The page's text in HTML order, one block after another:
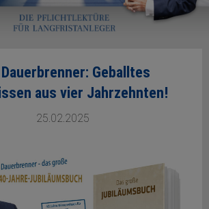
Geballtes
aus vier Jahrzehnten!
25.02.2025